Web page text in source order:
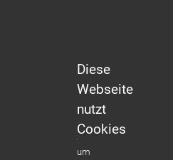
Diese
Webseite
nutzt
Cookies
um